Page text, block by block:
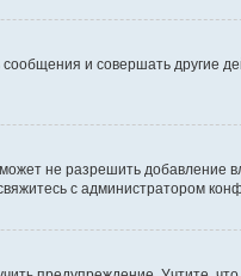
и совершать другие
не разрешить добавление
с администратором